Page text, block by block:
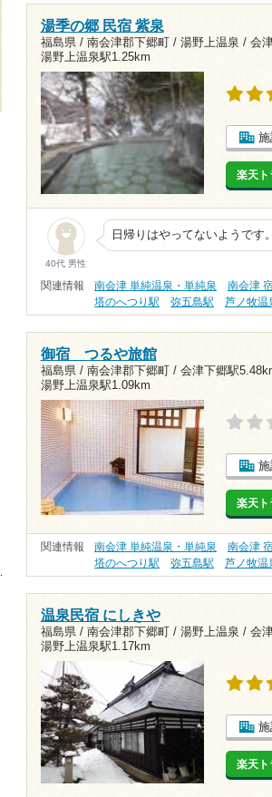
湯季の郷 民宿 紫泉
福島県 / 南会津郡下郷町 / 湯野上温泉 / 会
湯野上温泉駅1.25km
楽天ト
40代 男性
日帰りはやってないようです
関連情報 南会津 単純温泉・単純泉 南会津
塔のへつり駅
弥五島駅 芦ノ牧温
御宿 つるや旅館
福島県 / 南会津郡下郷町 / 会津下郷駅
湯野上温泉駅1.09km
楽天ト
関連情報 南会津 単純温泉・単純泉 南会津
塔のへつり駅
弥五島駅 芦ノ牧温
温泉民宿 にしきや
福島県 / 南会津郡下郷町 / 湯野上温泉 / 会
湯野上温泉駅1.17km
楽天ト